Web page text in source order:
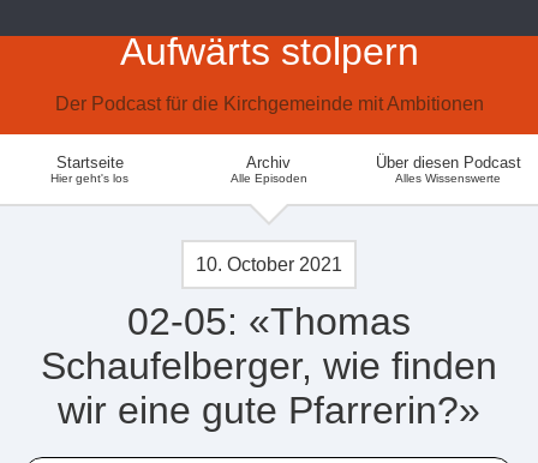
Aufwärts stolpern
Der Podcast für die Kirchgemeinde mit Ambitionen
Startseite
Hier geht's los
Archiv
Alle Episoden
Über diesen Podcast
Alles Wissenswerte
10. October 2021
02-05: «Thomas
Schaufelberger, wie finden
wir eine gute Pfarrerin?»